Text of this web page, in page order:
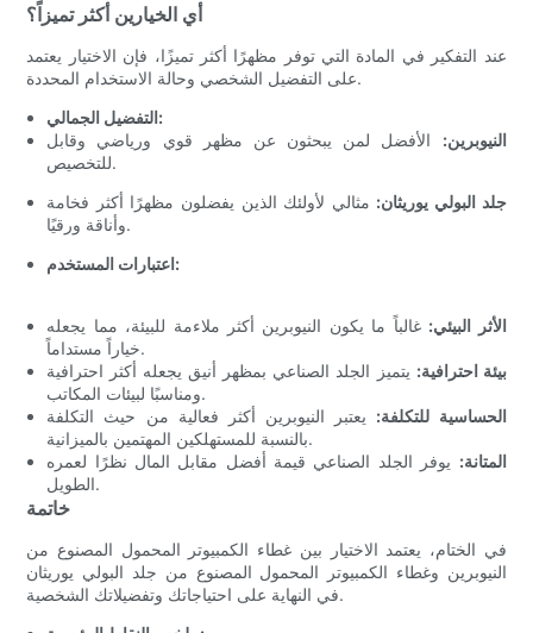
أي الخيارين أكثر تميزاً؟
عند التفكير في المادة التي توفر مظهرًا أكثر تميزًا، فإن الاختيار يعتمد
على التفضيل الشخصي وحالة الاستخدام المحددة.
التفضيل الجمالي:
النيوبرين: الأفضل لمن يبحثون عن مظهر قوي ورياضي وقابل
للتخصيص.
جلد البولي يوريثان: مثالي لأولئك الذين يفضلون مظهرًا أكثر فخامة
وأناقة ورقيًا.
اعتبارات المستخدم:
الأثر البيئي: غالباً ما يكون النيوبرين أكثر ملاءمة للبيئة، مما يجعله
خياراً مستداماً.
بيئة احترافية: يتميز الجلد الصناعي بمظهر أنيق يجعله أكثر احترافية
ومناسبًا لبيئات المكاتب.
الحساسية للتكلفة: يعتبر النيوبرين أكثر فعالية من حيث التكلفة
بالنسبة للمستهلكين المهتمين بالميزانية.
المتانة: يوفر الجلد الصناعي قيمة أفضل مقابل المال نظرًا لعمره
الطويل.
خاتمة
في الختام، يعتمد الاختيار بين غطاء الكمبيوتر المحمول المصنوع من
النيوبرين وغطاء الكمبيوتر المحمول المصنوع من جلد البولي يوريثان
في النهاية على احتياجاتك وتفضيلاتك الشخصية.